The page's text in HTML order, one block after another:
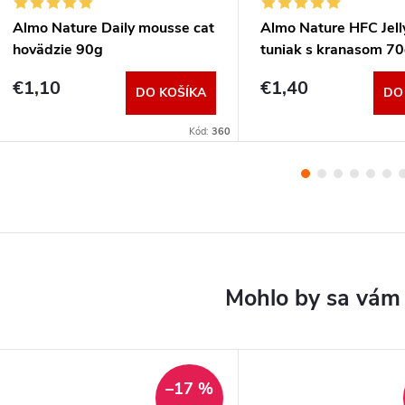
Almo Nature Daily mousse cat
hovädzie 90g
€1,10 DO KOŠÍKA
Kód: 360
Almo Nature HFC
tuniak s kranasom
€1,40
–17 %